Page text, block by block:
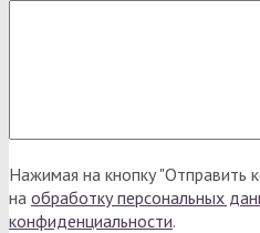
Нажимая на кнопку "Отправить
на обработку персональных
конфиденциальности.